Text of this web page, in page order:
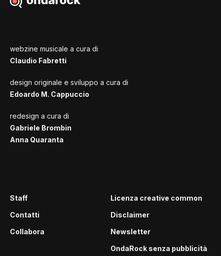
webzine musicale a cura di
Claudio Fabretti
design originale e sviluppo a cura di
Edoardo M. Cappuccio
redesign a cura di
Gabriele Brombin
Anna Quaranta
Staff
Contatti
Collabora
Licenza creative common
Disclaimer
Newsletter
OndaRock senza pubblicità